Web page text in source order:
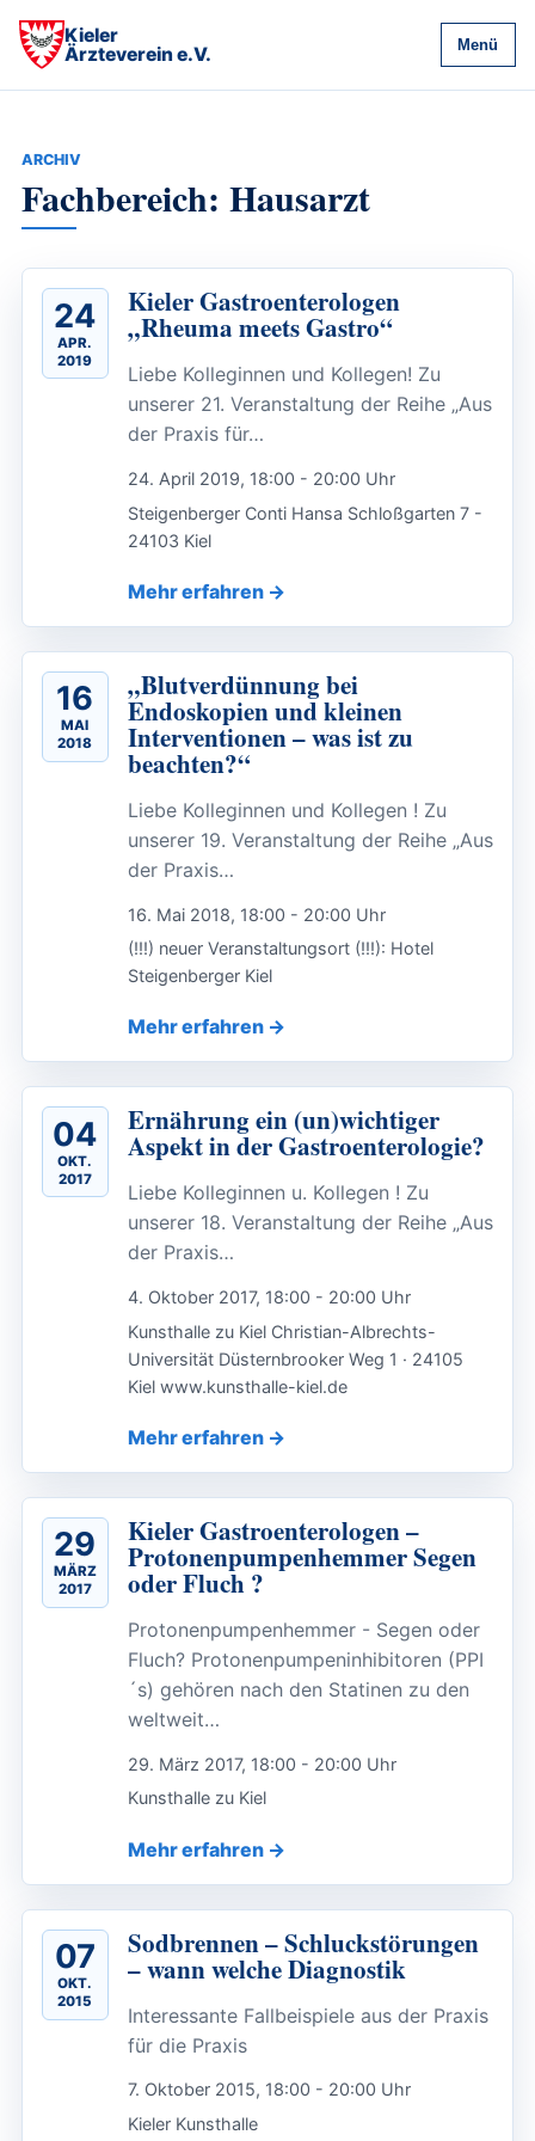
Kieler
Ärzteverein e.V.
Menü
ARCHIV
Fachbereich: Hausarzt
24
APR.
2019
Kieler Gastroenterologen
„Rheuma meets Gastro“
Liebe Kolleginnen und Kollegen! Zu
unserer 21. Veranstaltung der Reihe „Aus
der Praxis für…
24. April 2019, 18:00 - 20:00 Uhr
Steigenberger Conti Hansa Schloßgarten 7 -
24103 Kiel
Mehr erfahren
16
MAI
2018
„Blutverdünnung bei
Endoskopien und kleinen
Interventionen – was ist zu
beachten?“
Liebe Kolleginnen und Kollegen ! Zu
unserer 19. Veranstaltung der Reihe „Aus
der Praxis…
16. Mai 2018, 18:00 - 20:00 Uhr
(!!!) neuer Veranstaltungsort (!!!): Hotel
Steigenberger Kiel
Mehr erfahren
04
OKT.
2017
Ernährung ein (un)wichtiger
Aspekt in der Gastroenterologie?
Liebe Kolleginnen u. Kollegen ! Zu
unserer 18. Veranstaltung der Reihe „Aus
der Praxis…
4. Oktober 2017, 18:00 - 20:00 Uhr
Kunsthalle zu Kiel Christian-Albrechts-
Universität Düsternbrooker Weg 1 · 24105
Kiel www.kunsthalle-kiel.de
Mehr erfahren
29
MÄRZ
2017
Kieler Gastroenterologen –
Protonenpumpenhemmer Segen
oder Fluch ?
Protonenpumpenhemmer - Segen oder
Fluch? Protonenpumpeninhibitoren (PPI
´s) gehören nach den Statinen zu den
weltweit…
29. März 2017, 18:00 - 20:00 Uhr
Kunsthalle zu Kiel
Mehr erfahren
07
OKT.
2015
Sodbrennen – Schluckstörungen
– wann welche Diagnostik
Interessante Fallbeispiele aus der Praxis
für die Praxis
7. Oktober 2015, 18:00 - 20:00 Uhr
Kieler Kunsthalle